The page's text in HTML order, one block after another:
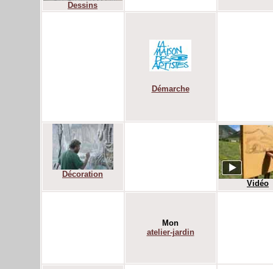
Dessins
Démarche
Décoration
Vidéo
Mon
atelier-jardin